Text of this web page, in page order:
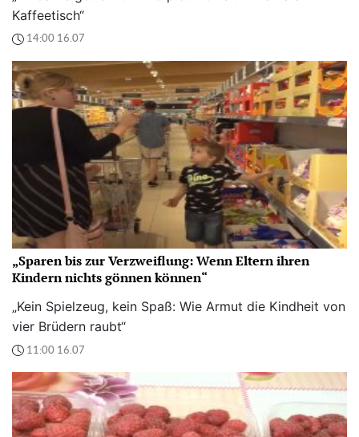
Kaffeetisch“
14:00 16.07
„Sparen bis zur Verzweiflung: Wenn Eltern ihren
Kindern nichts gönnen können“
„Kein Spielzeug, kein Spaß: Wie Armut die Kindheit von
vier Brüdern raubt“
11:00 16.07